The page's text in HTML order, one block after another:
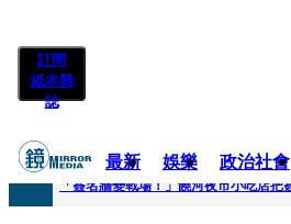
訂閱
紙本雜
誌
最新 娛樂 政治社會
快訊